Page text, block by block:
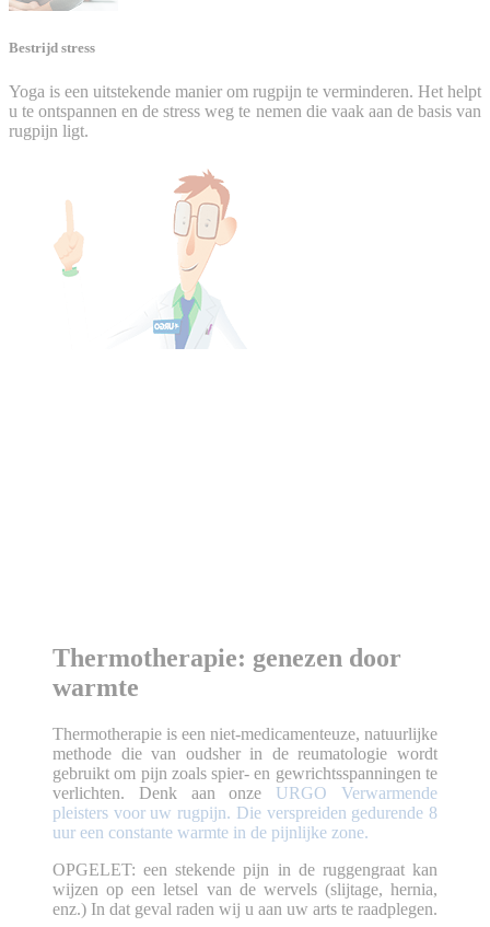
Bestrijd stress
Yoga is een uitstekende manier om rugpijn te verminderen. Het helpt
u te ontspannen en de stress weg te nemen die vaak aan de basis van
rugpijn ligt.
Thermotherapie: genezen door
warmte
Thermotherapie is een niet-medicamenteuze, natuurlijke
methode die van oudsher in de reumatologie wordt
gebruikt om pijn zoals spier- en gewrichtsspanningen te
verlichten. Denk aan onze URGO Verwarmende
pleisters voor uw rugpijn. Die verspreiden gedurende 8
uur een constante warmte in de pijnlijke zone.
OPGELET: een stekende pijn in de ruggengraat kan
wijzen op een letsel van de wervels (slijtage, hernia,
enz.) In dat geval raden wij u aan uw arts te raadplegen.